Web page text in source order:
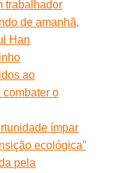
trabalhador
de amanhã,
Han
ao
combater o
ímpar
ecológica”
pela